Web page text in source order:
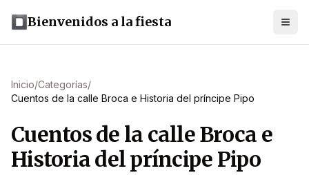
Bienvenidos a la fiesta
Inicio/Categorías/
Cuentos de la calle Broca e Historia del príncipe Pipo
Cuentos de la calle Broca e
Historia del príncipe Pipo